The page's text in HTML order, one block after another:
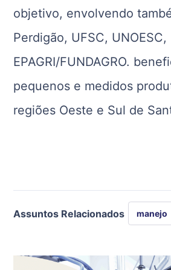
objetivo, envolvendo
Perdigão, UFSC, UNOESC,
EPAGRI/FUNDAGRO.
pequenos e medidos
regiões Oeste e Sul de
Assuntos Relacionados manejo